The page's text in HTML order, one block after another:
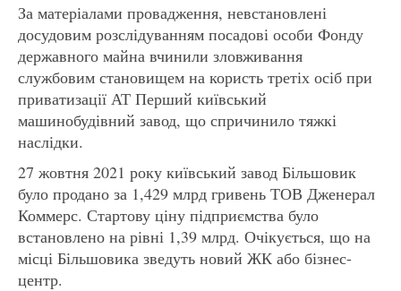
За матеріалами провадження, невстановлені
досудовим розслідуванням посадові особи Фонду
державного майна вчинили зловживання
службовим становищем на користь третіх осіб при
приватизації АТ Перший київський
машинобудівний завод, що спричинило тяжкі
наслідки.
27 жовтня 2021 року київський завод Більшовик
було продано за 1,429 млрд гривень ТОВ Дженерал
Коммерс. Стартову ціну підприємства було
встановлено на рівні 1,39 млрд. Очікується, що на
місці Більшовика зведуть новий ЖК або бізнес-
центр.